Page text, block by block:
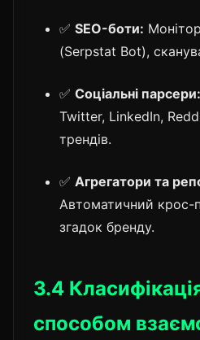
✅ SEO-боти:
(Serpstat Bot),
✅ Соціальні парсери:
Twitter, LinkedIn,
трендів.
✅ Агрегатори та
Автоматичний крос-
згадок бренду.
3.4
способом